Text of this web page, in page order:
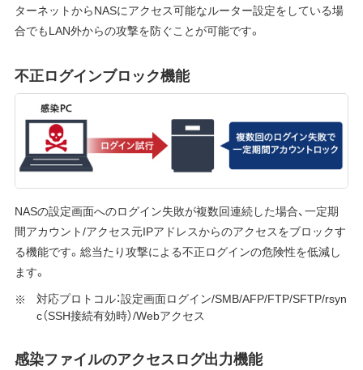
ターネットからNASにアクセス可能なルーター設定をしている場
合でもLAN外からの攻撃を防ぐことが可能です。
不正ログインブロック機能
NASの設定画面へのログイン失敗が複数回連続した場合、一定期
間アカウント/アクセス元IPアドレスからのアクセスをブロックす
る機能です。総当たり攻撃による不正ログインの危険性を低減し
ます。
対応プロトコル：設定画面ログイン/SMB/AFP/FTP/SFTP/rsyn
c（SSH接続有効時）/Webアクセス
感染ファイルのアクセスログ出力機能